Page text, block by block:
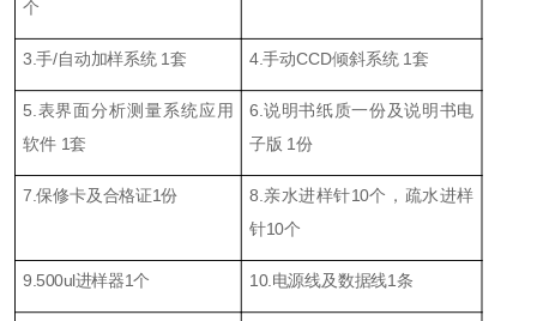
个
3.手/自动加样系统 1套 4.手动CCD倾斜系统 1套
5.表界面分析测量系统应用
软件 1套
6.说明书纸质一份及说明书电
子版 1份
7.保修卡及合格证1份
8.亲水进样针10个，疏水进样
针10个
9.500ul进样器1个 10.电源线及数据线1条